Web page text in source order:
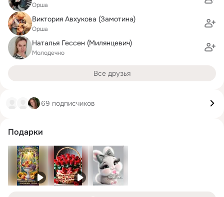
Орша
Виктория Авхукова (Замотина)
Орша
Наталья Гессен (Милянцевич)
Молодечно
Все друзья
69 подписчиков
Подарки